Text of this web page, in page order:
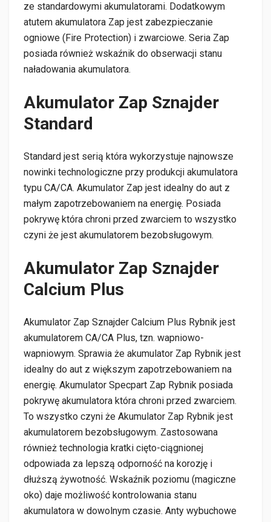
ze standardowymi akumulatorami. Dodatkowym
atutem akumulatora Zap jest zabezpieczanie
ogniowe (Fire Protection) i zwarciowe. Seria Zap
posiada również wskaźnik do obserwacji stanu
naładowania akumulatora.
Akumulator Zap Sznajder
Standard
Standard jest serią która wykorzystuje najnowsze
nowinki technologiczne przy produkcji akumulatora
typu CA/CA. Akumulator Zap jest idealny do aut z
małym zapotrzebowaniem na energię. Posiada
pokrywę która chroni przed zwarciem to wszystko
czyni że jest akumulatorem bezobsługowym.
Akumulator Zap Sznajder
Calcium Plus
Akumulator Zap Sznajder Calcium Plus Rybnik jest
akumulatorem CA/CA Plus, tzn. wapniowo-
wapniowym. Sprawia że akumulator Zap Rybnik jest
idealny do aut z większym zapotrzebowaniem na
energię. Akumulator Specpart Zap Rybnik posiada
pokrywę akumulatora która chroni przed zwarciem.
To wszystko czyni że Akumulator Zap Rybnik jest
akumulatorem bezobsługowym. Zastosowana
również technologia kratki cięto-ciągnionej
odpowiada za lepszą odporność na korozję i
dłuższą żywotność. Wskaźnik poziomu (magiczne
oko) daje możliwość kontrolowania stanu
akumulatora w dowolnym czasie. Anty wybuchowe